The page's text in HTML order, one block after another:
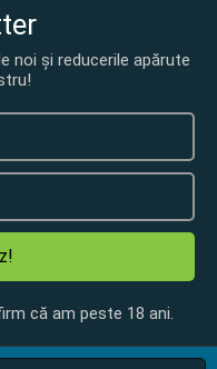
noi și reducerile apărute
că am peste 18 ani.